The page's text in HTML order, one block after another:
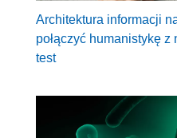
Architektura informacji
połączyć humanistykę
test